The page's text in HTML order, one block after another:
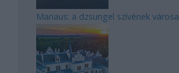
Manaus: a dzsungel szívének városa